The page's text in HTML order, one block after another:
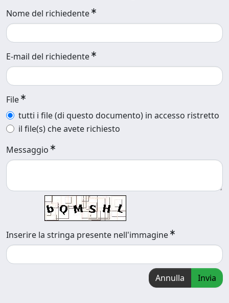
Nome del richiedente
E-mail del richiedente
File
tutti i file (di questo documento) in accesso ristretto
il file(s) che avete richiesto
Messaggio
Inserire la stringa presente nell'immagine
Annulla Invia